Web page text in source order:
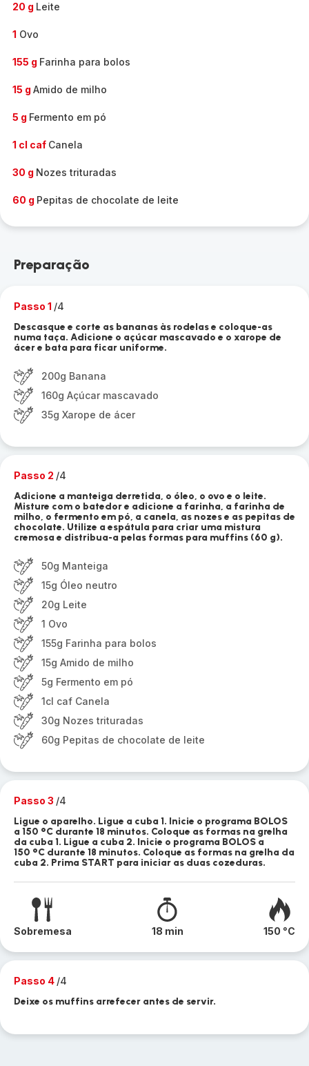
20 g Leite
1 Ovo
155 g Farinha para bolos
15 g Amido de milho
5 g Fermento em pó
1 cl caf Canela
30 g Nozes trituradas
60 g Pepitas de chocolate de leite
Preparação
Passo 1 /4
Descasque e corte as bananas às rodelas e coloque-as
numa taça. Adicione o açúcar mascavado e o xarope de
ácer e bata para ficar uniforme.
200g Banana
160g Açúcar mascavado
35g Xarope de ácer
Passo 2 /4
Adicione a manteiga derretida, o óleo, o ovo e o leite.
Misture com o batedor e adicione a farinha, a farinha de
milho, o fermento em pó, a canela, as nozes e as pepitas de
chocolate. Utilize a espátula para criar uma mistura
cremosa e distribua-a pelas formas para muffins (60 g).
50g Manteiga
15g Óleo neutro
20g Leite
1 Ovo
155g Farinha para bolos
15g Amido de milho
5g Fermento em pó
1cl caf Canela
30g Nozes trituradas
60g Pepitas de chocolate de leite
Passo 3 /4
Ligue o aparelho. Ligue a cuba 1. Inicie o programa BOLOS
a 150 °C durante 18 minutos. Coloque as formas na grelha
da cuba 1. Ligue a cuba 2. Inicie o programa BOLOS a
150 °C durante 18 minutos. Coloque as formas na grelha da
cuba 2. Prima START para iniciar as duas cozeduras.
Sobremesa 18 min 150 °C
Passo 4 /4
Deixe os muffins arrefecer antes de servir.